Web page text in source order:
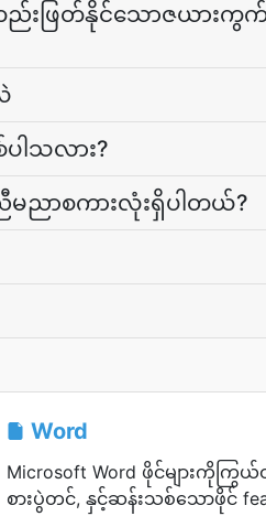
းဖြတ်နိုင်သောဇယားကွက်
ပါသလား?
ညာစကားလုံးရှိပါတယ်?
Word
Microsoft Word ဖိုင်များကိုကြွယ်
စားပွဲတင်, နှင့်ဆန်းသစ်သောဖိုင်